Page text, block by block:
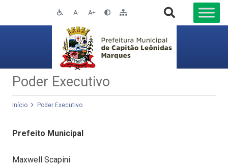
A- A+
Poder Executivo
Início Poder Executivo
Prefeito Municipal
Maxwell Scapini